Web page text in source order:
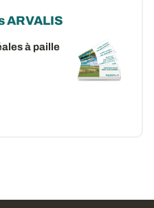
ARVALIS
à paille